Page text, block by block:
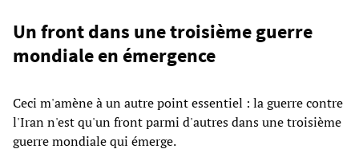
Un front dans une troisième guerre
mondiale en émergence
Ceci m'amène à un autre point essentiel : la guerre contre
l'Iran n'est qu'un front parmi d'autres dans une troisième
guerre mondiale qui émerge.